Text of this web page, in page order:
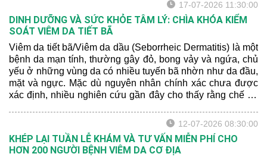
17-07-2026 11:30:00
DINH DƯỠNG VÀ SỨC KHỎE TÂM LÝ: CHÌA KHÓA KIỂM
SOÁT VIÊM DA TIẾT BÃ
Viêm da tiết bã/Viêm da dầu (Seborrheic Dermatitis) là một
bệnh da mạn tính, thường gây đỏ, bong vảy và ngứa, chủ
yếu ở những vùng da có nhiều tuyến bã nhờn như da đầu,
mặt và ngực. Mặc dù nguyên nhân chính xác chưa được
xác định, nhiều nghiên cứu gần đây cho thấy rằng chế độ
12-07-2026 08:30:00
KHÉP LẠI TUẦN LỄ KHÁM VÀ TƯ VẤN MIỄN PHÍ CHO
HƠN 200 NGƯỜI BỆNH VIÊM DA CƠ ĐỊA